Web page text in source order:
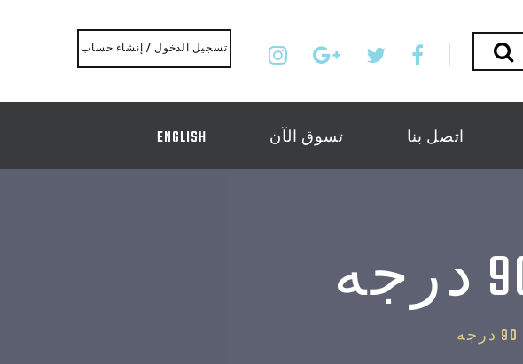
تسجيل الدخول / إنشاء حساب
اتصل بنا تسوق الآن ENGLISH